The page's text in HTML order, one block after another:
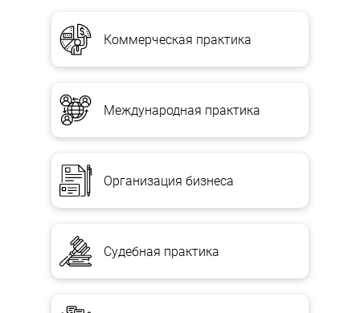
Коммерческая практика
Международная практика
Организация бизнеса
Судебная практика